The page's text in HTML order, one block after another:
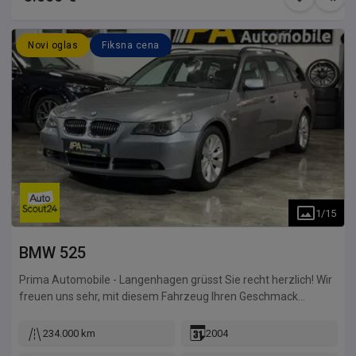
Novi oglas Fiksna cena
1 /15
BMW 525
Prima Automobile - Langenhagen grüsst Sie recht herzlich! Wir
freuen uns sehr, mit diesem Fahrzeug Ihren Geschmack
unser Angebot sagt Ihnen zu und würden uns freuen, Sie als
234.000 km 2004